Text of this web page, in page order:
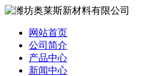
网站首页
公司简介
产品中心
新闻中心